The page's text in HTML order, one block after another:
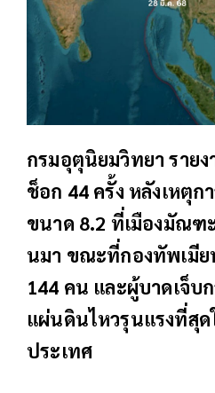
กรมอุตุนิยมวิทยา รายง
ช็อก 44 ครั้ง หลังเหตุ
ขนาด 8.2 ที่เมืองมัณฑะ
นมา ขณะที่กองทัพเมีย
144 คน และผู้บาดเจ็บ
แผ่นดินไหวรุนแรงที่สุ
ประเทศ